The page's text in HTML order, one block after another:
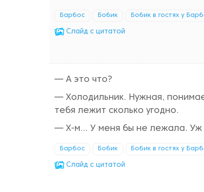
Барбос Бобик Бобик в гостях у
Cлайд с цитатой
— А это что?
— Холодильник. Нужная,
тебя лежит сколько угодно.
— Х-м… У меня бы не лежала. Уж
Барбос Бобик Бобик в гостях у
Cлайд с цитатой